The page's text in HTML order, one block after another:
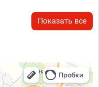
Показать все